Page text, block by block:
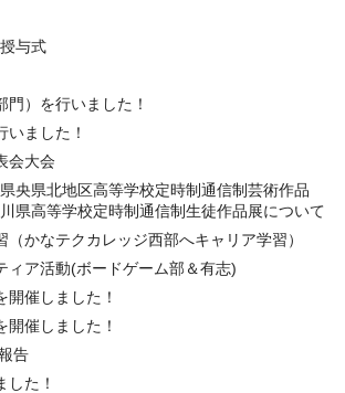
与式
門）を行いました！
いました！
会大会
県央県北地区高等学校定時制通信制芸術作品
県高等学校定時制通信制生徒作品展について
（かなテクカレッジ西部へキャリア学習）
ィア活動(ボードゲーム部＆有志)
開催しました！
開催しました！
告
した！